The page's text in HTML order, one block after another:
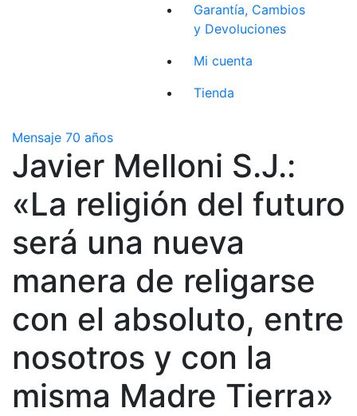
Garantía, Cambios
y Devoluciones
Mi cuenta
Tienda
Mensaje 70 años
Javier Melloni S.J.:
«La religión del futuro
será una nueva
manera de religarse
con el absoluto, entre
nosotros y con la
misma Madre Tierra»